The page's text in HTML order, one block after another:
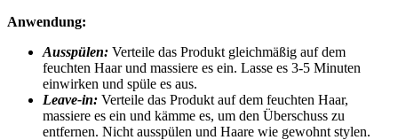
Anwendung:
Ausspülen: Verteile das Produkt gleichmäßig auf dem
feuchten Haar und massiere es ein. Lasse es 3-5 Minuten
einwirken und spüle es aus.
Leave-in: Verteile das Produkt auf dem feuchten Haar,
massiere es ein und kämme es, um den Überschuss zu
entfernen. Nicht ausspülen und Haare wie gewohnt stylen.